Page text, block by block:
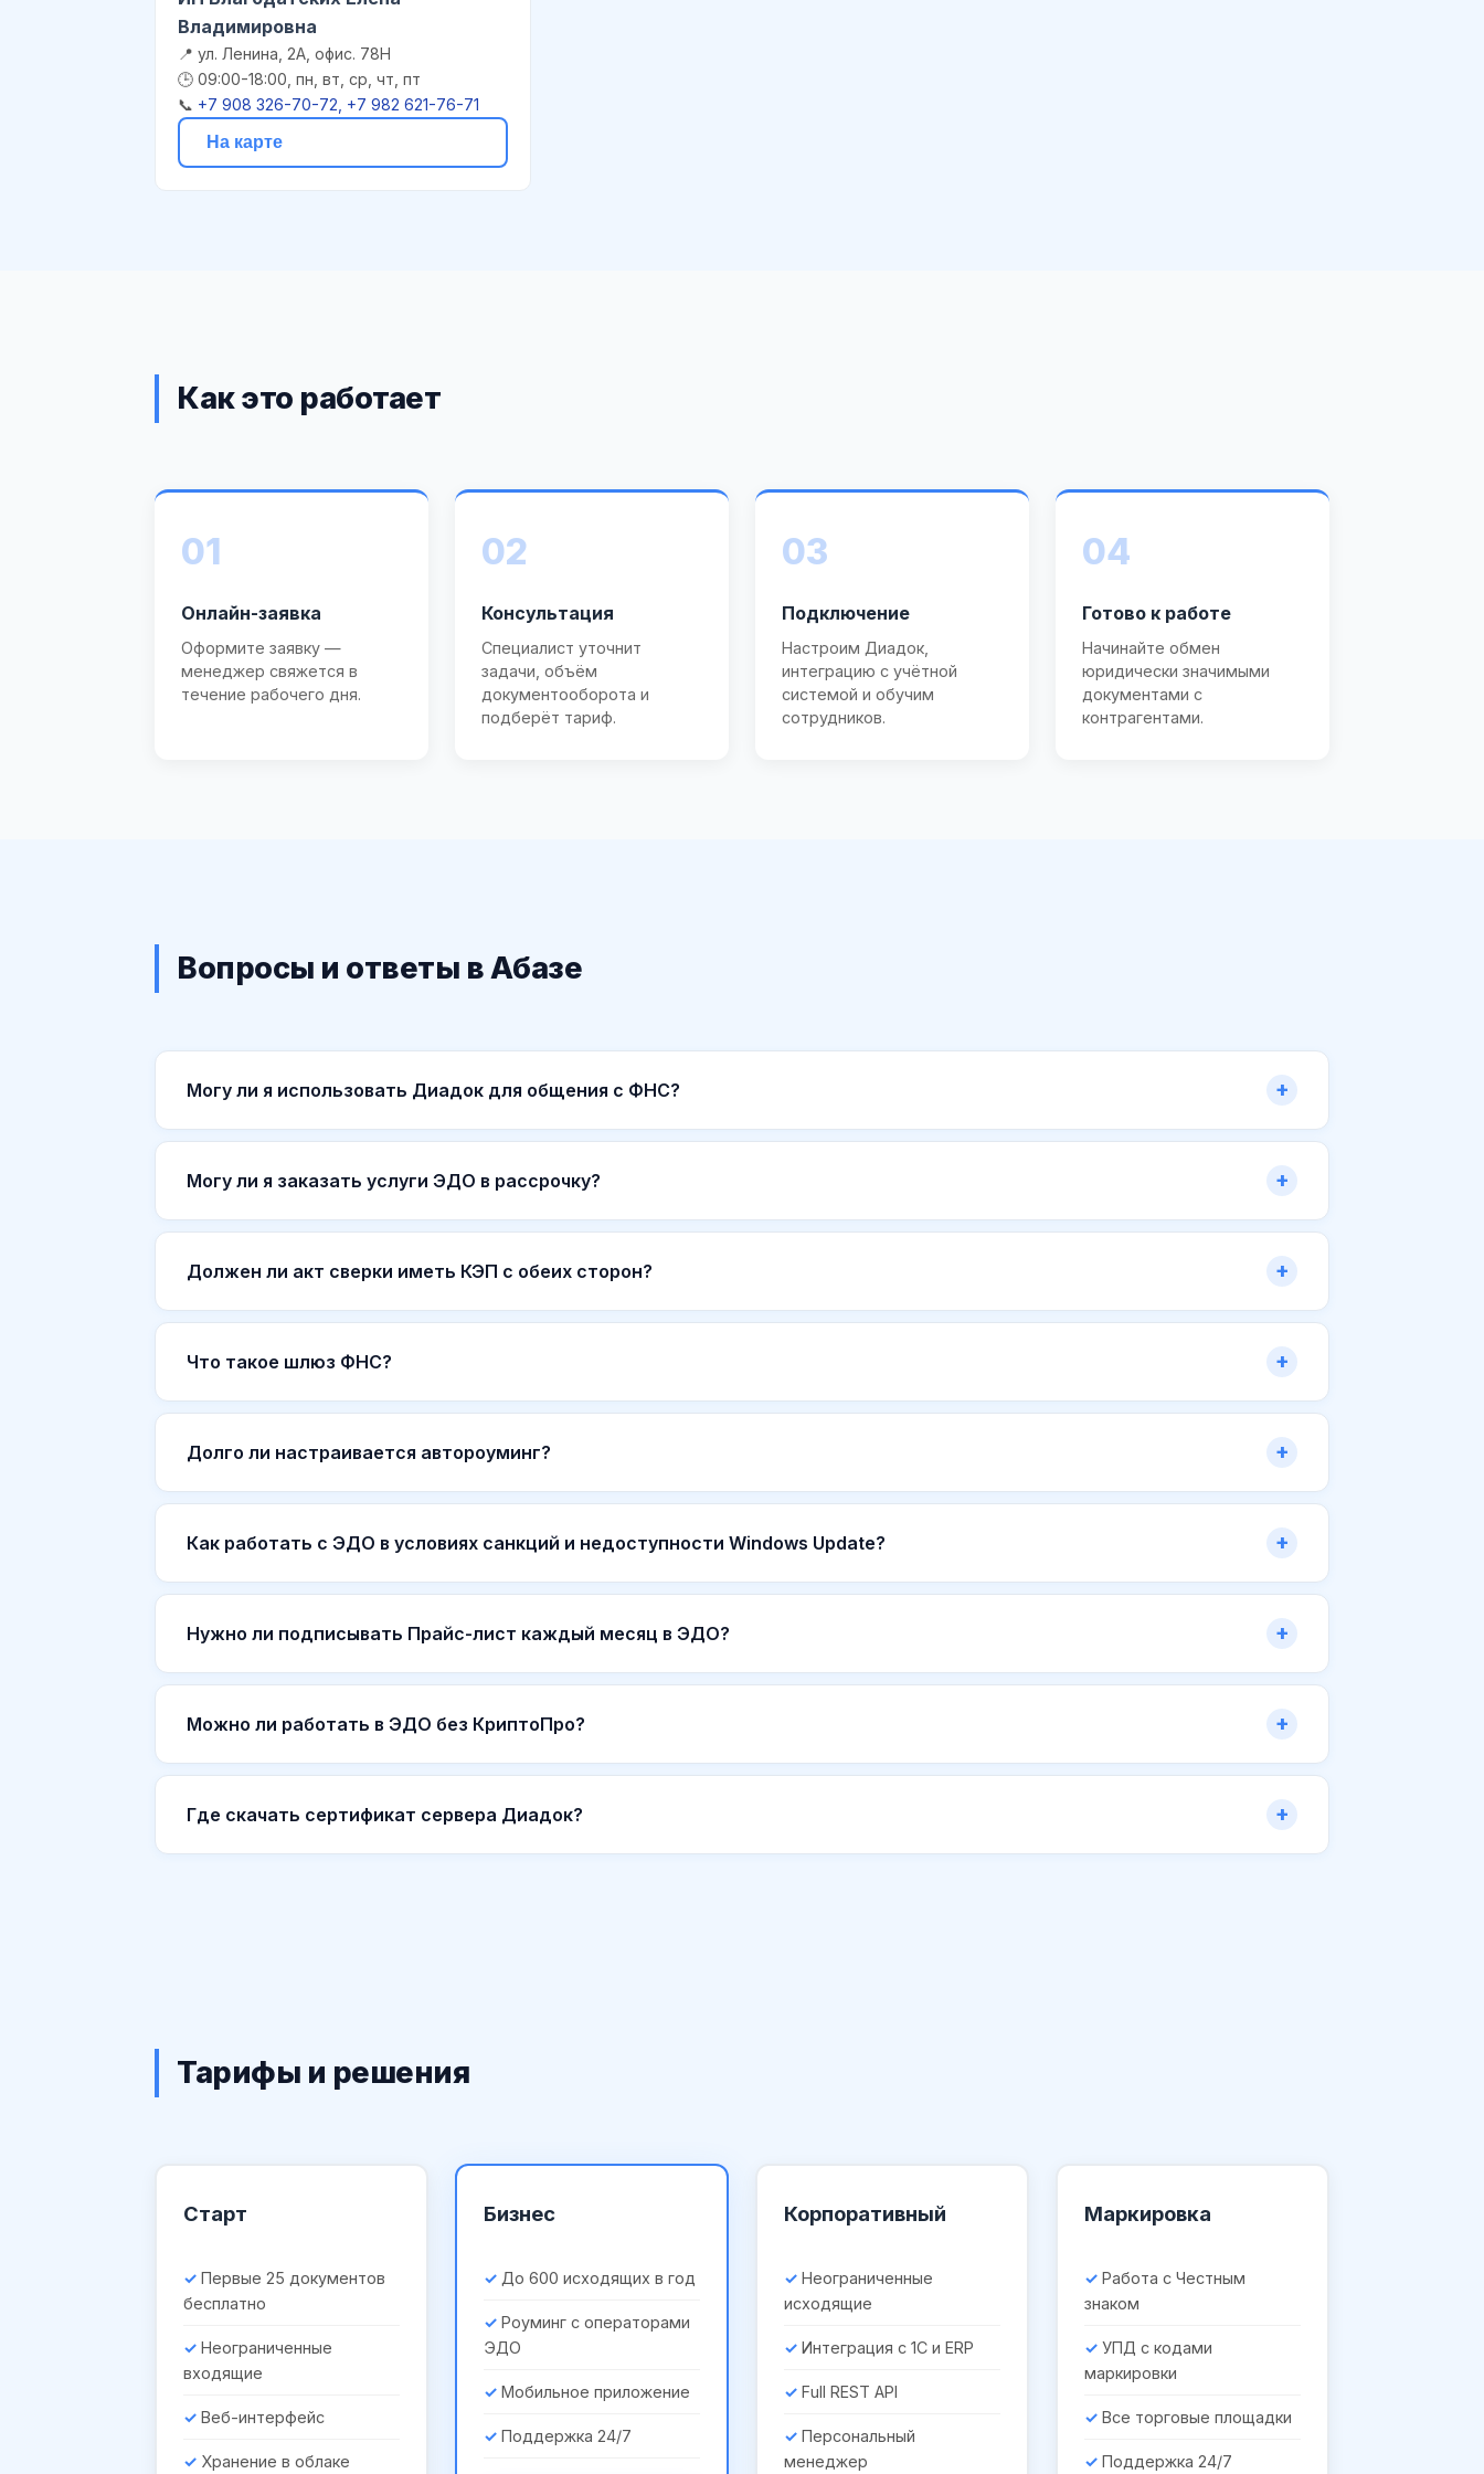
Владимировна
📍 ул. Ленина, 2А, офис. 78Н
🕒 09:00-18:00, пн, вт, ср, чт, пт
📞 +7 908 326-70-72, +7 982 621-76-71
На карте
Как это работает
01
Онлайн-заявка
Оформите заявку —
менеджер свяжется в
течение рабочего дня.
02
Консультация
Специалист уточнит
задачи, объём
документооборота и
подберёт тариф.
03
Подключение
Настроим Диадок,
интеграцию с учётной
системой и обучим
сотрудников.
04
Готово к работе
Начинайте обмен
юридически значимыми
документами с
контрагентами.
Вопросы и ответы в Абазе
Могу ли я использовать Диадок для общения с ФНС?
Могу ли я заказать услуги ЭДО в рассрочку?
Должен ли акт сверки иметь КЭП с обеих сторон?
Что такое шлюз ФНС?
Долго ли настраивается автороуминг?
Как работать с ЭДО в условиях санкций и недоступности Windows Update?
Нужно ли подписывать Прайс-лист каждый месяц в ЭДО?
Можно ли работать в ЭДО без КриптоПро?
Где скачать сертификат сервера Диадок?
Тарифы и решения
Старт
Первые 25 документов
бесплатно
Неограниченные
входящие
Веб-интерфейс
Хранение в облаке
Бизнес
До 600 исходящих в год
Роуминг с операторами
ЭДО
Мобильное приложение
Поддержка 24/7
Корпоративный
Неограниченные
исходящие
Интеграция с 1С и ERP
Full REST API
Персональный
менеджер
Маркировка
Работа с Честным
знаком
УПД с кодами
маркировки
Все торговые площадки
Поддержка 24/7